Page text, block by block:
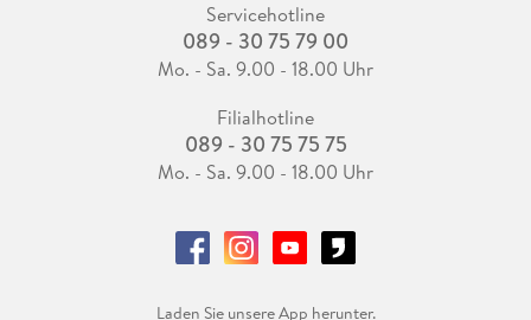
Servicehotline
089 - 30 75 79 00
Mo. - Sa. 9.00 - 18.00 Uhr
Filialhotline
089 - 30 75 75 75
Mo. - Sa. 9.00 - 18.00 Uhr
Laden Sie unsere App herunter.